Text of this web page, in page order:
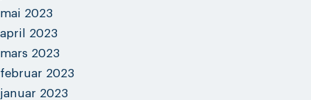
mai 2023
april 2023
mars 2023
februar 2023
januar 2023